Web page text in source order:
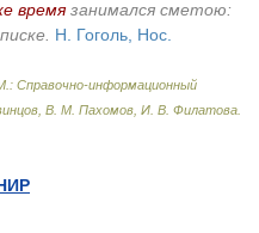
время занимался сметою:
Н. Гоголь, Нос.
Справочно-информационный
В. М. Пахомов, И. В. Филатова